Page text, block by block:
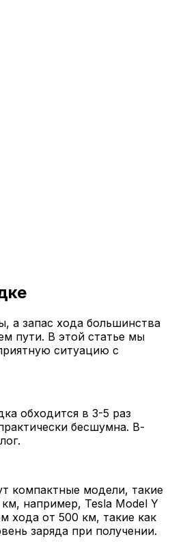
а запас хода большинства
пути. В этой статье мы
ситуацию с
обходится в 3-5 раз
бесшумна. В-
компактные модели, такие
например, Tesla Model Y
хода от 500 км, такие как
заряда при получении.